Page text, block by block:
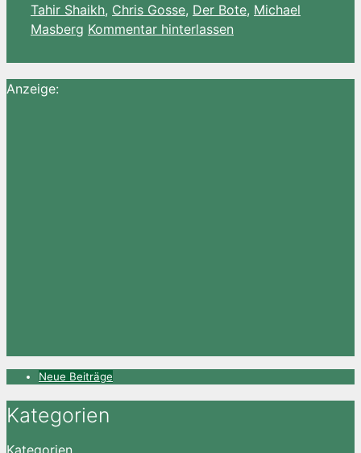
Tahir Shaikh, Chris Gosse, Der Bote, Michael
Masberg Kommentar hinterlassen
Anzeige:
Neue Beiträge
Kategorien